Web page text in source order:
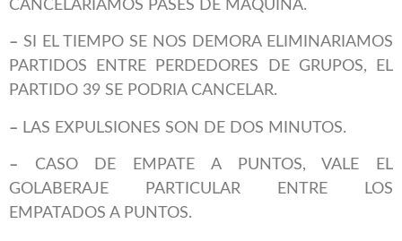
CANCELARIAMOS PASES DE MAQUINA.
– SI EL TIEMPO SE NOS DEMORA ELIMINARIAMOS
PARTIDOS ENTRE PERDEDORES DE GRUPOS, EL
PARTIDO 39 SE PODRIA CANCELAR.
– LAS EXPULSIONES SON DE DOS MINUTOS.
– CASO DE EMPATE A PUNTOS, VALE EL
GOLABERAJE PARTICULAR ENTRE LOS
EMPATADOS A PUNTOS.